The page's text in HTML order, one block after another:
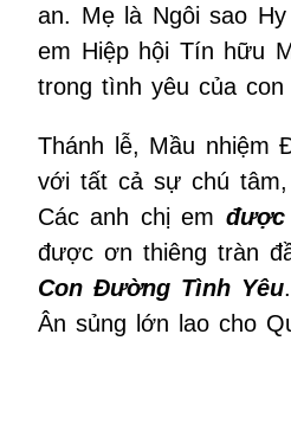
an. Mẹ là Ngôi sao
em Hiệp hội Tín hữu
trong tình yêu của
Thánh lễ, Mầu nhiệm
với tất cả sự chú
Các anh chị em được
được ơn thiêng tràn
Con Đường Tình Yêu
Ân sủng lớn lao cho